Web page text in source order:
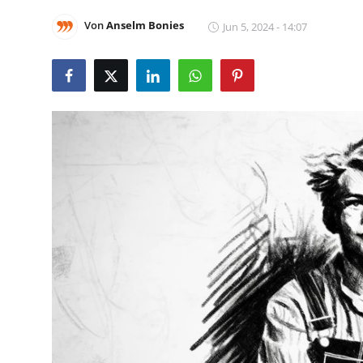
VonAnselm Bonies Jun 5, 2024 - 14:07